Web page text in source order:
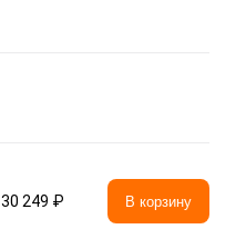
30 249 ₽ В корзину